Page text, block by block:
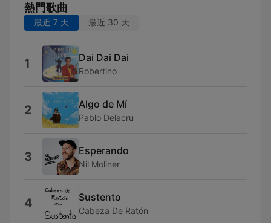
熱門歌曲
最近 7 天 最近 30 天
1 Dai Dai Dai
Robertino
2 Algo de Mí
Pablo Delacru
3 Esperando
Nil Moliner
4 Sustento
Cabeza De Ratón